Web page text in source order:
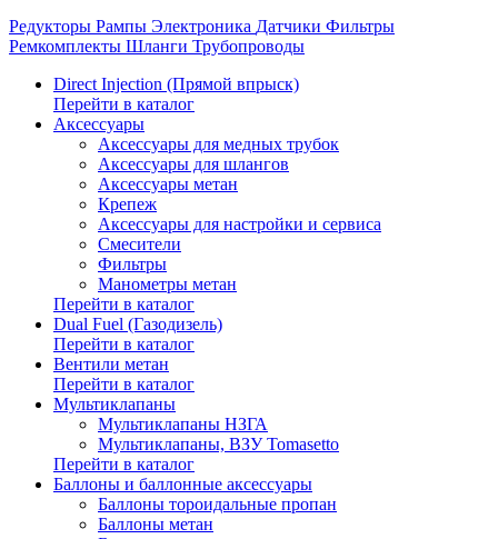
Редукторы Рампы Электроника Датчики Фильтры
Ремкомплекты Шланги Трубопроводы
Direct Injection (Прямой впрыск)
Перейти в каталог
Аксессуары
Аксессуары для медных трубок
Аксессуары для шлангов
Аксессуары метан
Крепеж
Аксессуары для настройки и сервиса
Смесители
Фильтры
Манометры метан
Перейти в каталог
Dual Fuel (Газодизель)
Перейти в каталог
Вентили метан
Перейти в каталог
Мультиклапаны
Мультиклапаны НЗГА
Мультиклапаны, ВЗУ Tomasetto
Перейти в каталог
Баллоны и баллонные аксессуары
Баллоны тороидальные пропан
Баллоны метан